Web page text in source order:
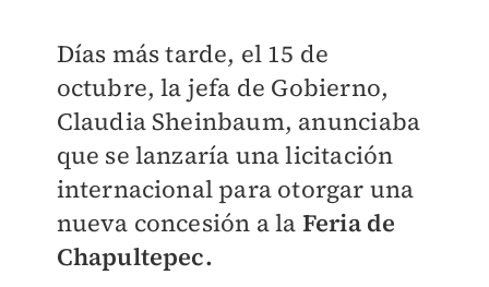
Días más tarde, el 15 de
octubre, la jefa de Gobierno,
Claudia Sheinbaum, anunciaba
que se lanzaría una licitación
internacional para otorgar una
nueva concesión a la Feria de
Chapultepec.